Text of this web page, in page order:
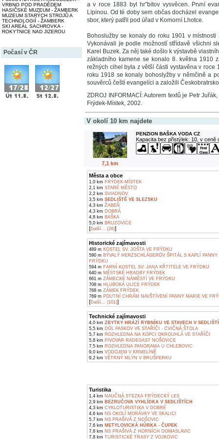
VRBNO POD PRADĚDEM
HASIČSKÉ MUZEUM - ŽAMBERK
MUZEUM STARÝCH STROJŮ A
TECHNOLOGIÍ - ŽAMBERK
SKI AREÁL SACHROVKA -
ROKYTNICE NAD JIZEROU
Počasí v ČR
a v roce 1883 byl hr"bitov vysvěcen. První
Lipinou. Od té doby sem občas docházel
sbor, který patřil pod úřad v Komorní Lhotce.
Bohoslužby se konaly do roku 1901 v
Vykonávali je podle možností střídavě všichni
Karel Buzek. Za něj také došlo k výstavbě
základního kamene se konalo 8. května 1910
režných cihel byla z větší části vystavěna v
roku 1918 se konaly bohoslyžby v němčině a
souvěrců čeští evangelíci a založili
ZDROJ INFORMACÍ: Autorem textů je Petr
Frýdek-Místek, 2002.
V okolí 10 km najdete
7,1 km
PENZION BAŠKA VODA CZ
Kapacita bez přistýlek: 10, v ceně
Města a obce
1,0 km FRÝDEK-MÍSTEK
2,1 km STARÉ MĚSTO
2,2 km SVIADNOV
3,5 km SEDLIŠTĚ VE SLEZSKU
4,3 km ŽABEŇ
4,3 km DOBRÁ
4,8 km BAŠKA
5,0 km BRUZOVICE
[Další... (26)]
Historické zajímavosti
489 m KOSTEL SV. JOŠTA VE FRÝDKU
590 m BÝVALÝ HERZSCHLÁGERŮV ŠPITÁL S KAPLÍ
FRÝDKU
594 m FARNÍ KOSTEL SV. JANA KŘTITELE VE FRÝDKU
640 m MĚSTSKÉ HRADBY FRÝDEK
661 m ZÁMECKÉ NÁMĚSTÍ VE FRÝDKU
708 m HLUBOKÁ ULICE FRÝDEK
768 m ZÁMEK FRÝDEK
769 m POUTNÍ CHRÁM NAVŠTÍVENÍ PANNY MARIE VE
[Další... (101)]
Technické zajímavosti
4,0 km ZBYTKY HRÁZÍ RYBNÍKU VE STAVECH V
5,5 km DŮL PASKOV VE STAŘÍČI - CVIČNÁ ŠTOLA
5,7 km ROZHLEDNA NA KOPCI OKROUHLÁ VE STAŘÍČI
5,8 km PIVOVAR RADEGAST NOŠOVICE
7,5 km ROZHLEDNA PANORAMA U CHLEBOVIC
9,0 km VODOJEM V KRMELÍNĚ
9,2 km VĚTRNÝ MLÝN V BRUŠPERKU
Turistika
1,4 km NAUČNÁ STEZKA FRÝDECKÝ LES
2,9 km BEZRUČOVA VYHLÍDKA V SEDLIŠTÍCH
4,3 km CYKLOTURISTIKA V DOBRÉ
4,6 km NS OKOLÍ MORÁVKY VE SKALICI
5,7 km NS PRAŠIVÁ Z NOŠOVIC
7,6 km METYLOVICKÁ HŮRKA - ČUPEK
7,8 km NS PRAŠIVÁ Z HORNÍCH DOMASLAVIC
7,8 km TURISTICKÉ TRASY Z VOJKOVIC